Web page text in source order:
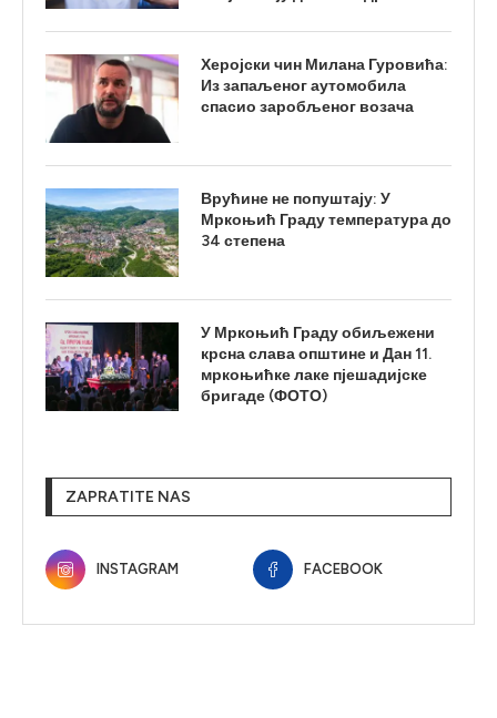
Херојски чин Милана Гуровића:
Из запаљеног аутомобила
спасио заробљеног возача
Врућине не попуштају: У
Мркоњић Граду температура до
34 степена
У Мркоњић Граду обиљежени
крсна слава општине и Дан 11.
мркоњићке лаке пјешадијске
бригаде (ФОТО)
ZAPRATITE NAS
INSTAGRAM FACEBOOK